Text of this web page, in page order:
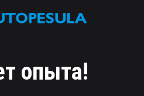
опыта!